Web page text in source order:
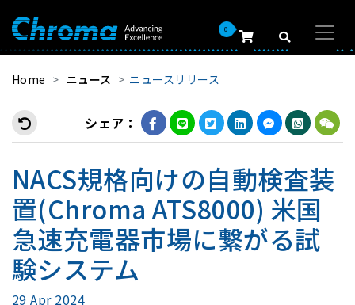
0
Home ニュース ニュースリリース
シェア：
NACS規格向けの自動検査装
置(Chroma ATS8000) 米国
急速充電器市場に繋がる試
験システム
29 Apr 2024